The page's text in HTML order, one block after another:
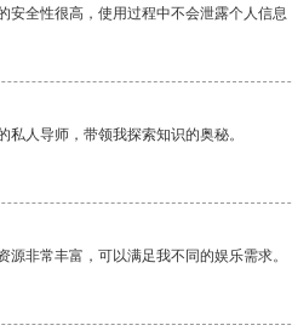
安全性很高，使用过程中不会泄露个人信息
私人导师，带领我探索知识的奥秘。
源非常丰富，可以满足我不同的娱乐需求。